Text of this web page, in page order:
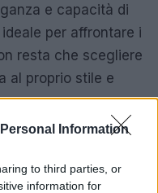
Information
to third parties, or
information for
e capacità di
per affrontare i
resta che scegliere
al proprio stile e